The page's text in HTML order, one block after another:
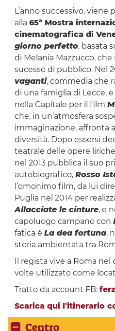
L’anno successivo,
alla 65ª Mostra
cinematografica di
giorno perfetto, basata
di Melania Mazzucco,
sucesso di pubblico. Nel
vaganti, commedia che
di una famiglia di Lecce,
nella Capitale per il film
che, in un’atmosfera
immaginazione, affronta
diversità. Dopo essersi
teatrale delle opere
nel 2013 pubblica il suo
autobiografico, Rosso
l’omonimo film, da lui
Puglia nel 2014 per
Allacciate le cinture, e
capoluogo campano con
fatica è La dea fortuna,
storia ambientata tra
Il regista vive a Roma
volte utilizzato come
Tratto da account FB:
Scarica qui l'itinerario
Centro